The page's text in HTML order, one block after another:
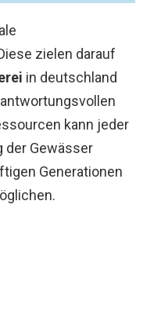
zielen darauf
in deutschland
kann jeder
der Gewässer
Generationen